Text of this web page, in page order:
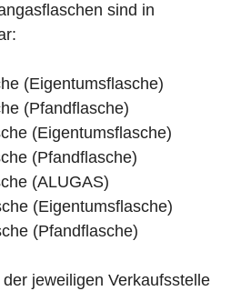
sind in
(Eigentumsflasche)
(Pfandflasche)
(Eigentumsflasche)
(Pfandflasche)
(ALUGAS)
(Eigentumsflasche)
(Pfandflasche)
jeweiligen Verkaufsstelle